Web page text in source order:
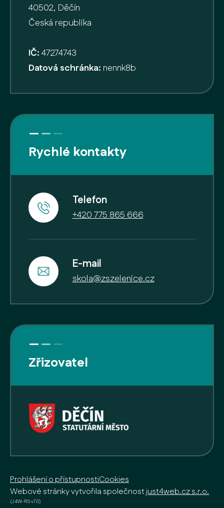
40502, Děčín
Česká republika
IČ:47274743
Datová schránka: nennk8b
Rychlé kontakty
Telefon
+420 775 865 666
E-mail
skola@zszelenice.cz
Zřizovatel
Prohlášení o přístupnostiCookies
Webové stránky vytvořila společnostjust4web.cz s.r.o.
(J4W-RS v7.0)